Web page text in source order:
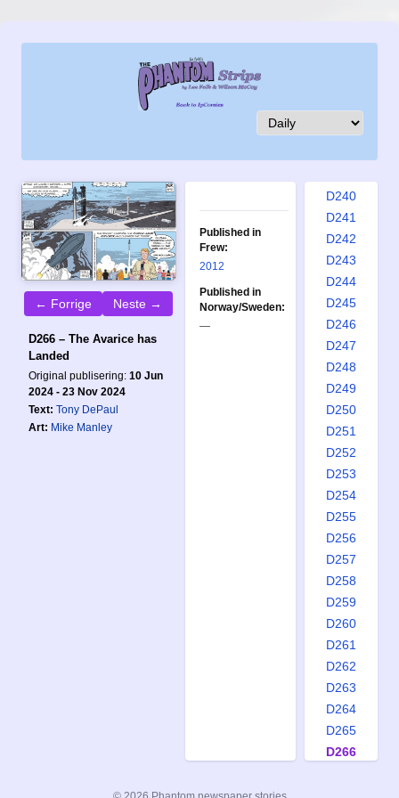
← Forrige Neste →
D266 – The Avarice has
Landed
Original publisering: 10 Jun
2024 - 23 Nov 2024
Text: Tony DePaul
Art: Mike Manley
Published in
Frew:
2012
Published in
Norway/Sweden:
—
D233
D236
D240
D241
D242
D243
D244
D245
D246
D247
D248
D249
D250
D251
D252
D253
D254
D255
D256
D257
D258
D259
D260
D261
D262
D263
D264
D265
D266